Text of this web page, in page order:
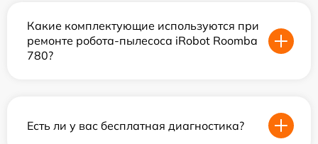
Какие комплектующие используются при
ремонте робота-пылесоса iRobot Roomba
780?
Есть ли у вас бесплатная диагностика?